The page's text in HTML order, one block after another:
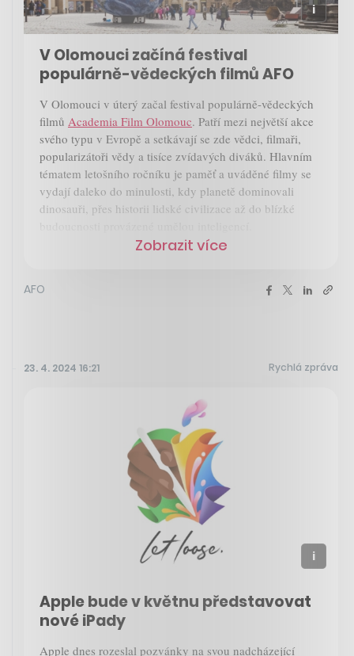
V Olomouci začíná festival
populárně-vědeckých filmů AFO
V Olomouci v úterý začal festival populárně-vědeckých
filmů Academia Film Olomouc. Patří mezi největší akce
svého typu v Evropě a setkávají se zde vědci, filmaři,
popularizátoři vědy a tisíce zvídavých diváků. Hlavním
tématem letošního ročníku je paměť a uváděné filmy se
vydají daleko do minulosti, kdy planetě dominovali
dinosauři, přes historii lidské civilizace až do blízké
Zobrazit více
AFO
23. 4. 2024 16:21 Rychlá zpráva
Apple bude v květnu představovat
nové iPady
Apple dnes rozeslal pozvánky na svou nadcházející